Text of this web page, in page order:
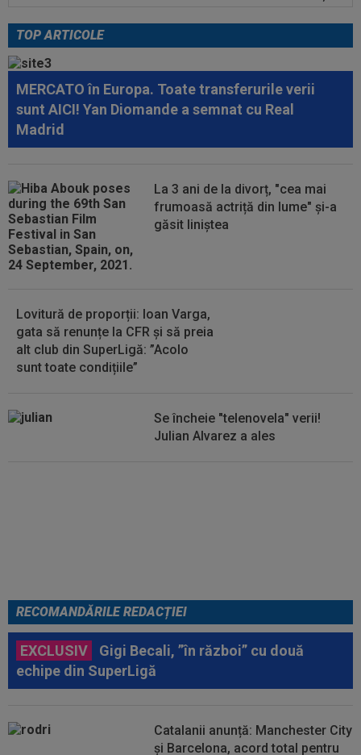
18:51 LIVE VIDEO&SCORE
Unirea Slobozia - Gloria
Bistrița 0-0, ACUM, DGS 1. Programul complet al
18:48
Dinamo - FC Voluntari LIVE VIDEO, sâmbătă,
21:30, la DGS 1. Egalitate de puncte...
18:48
Probleme pentru ultimul jucător transferat de
18:36 OFICIAL
Franco Mastantuono a semnat cu
Fiorentina!
18:32 EXCLUSIV
Ce se va întâmpla cu Filipe
Coelho, după KuPS - Universitatea Craiova 1-1
TOP ARTICOLE
MERCATO în Europa. Toate transferurile verii
sunt AICI! Yan Diomande a semnat cu Real
Madrid
La 3 ani de la divorț, "cea mai
frumoasă actriță din lume" și-a
găsit liniștea
Lovitură de proporții: Ioan Varga,
gata să renunțe la CFR și să preia
alt club din SuperLigă: ”Acolo
sunt toate condițiile”
Se încheie "telenovela" verii!
Julian Alvarez a ales
RECOMANDĂRILE REDACȚIEI
EXCLUSIV
Gigi Becali, ”în război” cu două
echipe din SuperLigă
Catalanii anunță: Manchester City
și Barcelona, acord total pentru